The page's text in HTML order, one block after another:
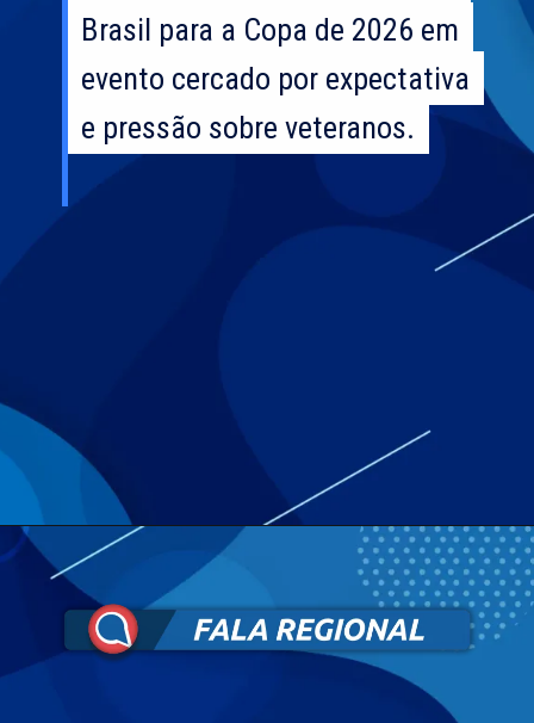
Brasil para a Copa de 2026 em
evento cercado por expectativa
e pressão sobre veteranos.
Brasil para a Copa de 2026 em
evento cercado por expectativa
e pressão sobre veteranos.